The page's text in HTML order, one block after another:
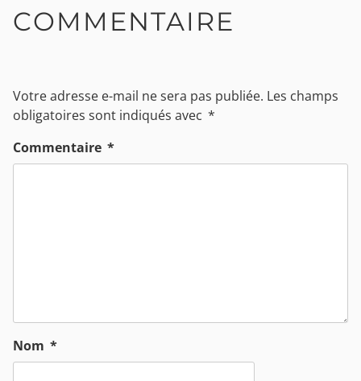
COMMENTAIRE
Votre adresse e-mail ne sera pas publiée. Les champs
obligatoires sont indiqués avec *
Commentaire *
Nom *